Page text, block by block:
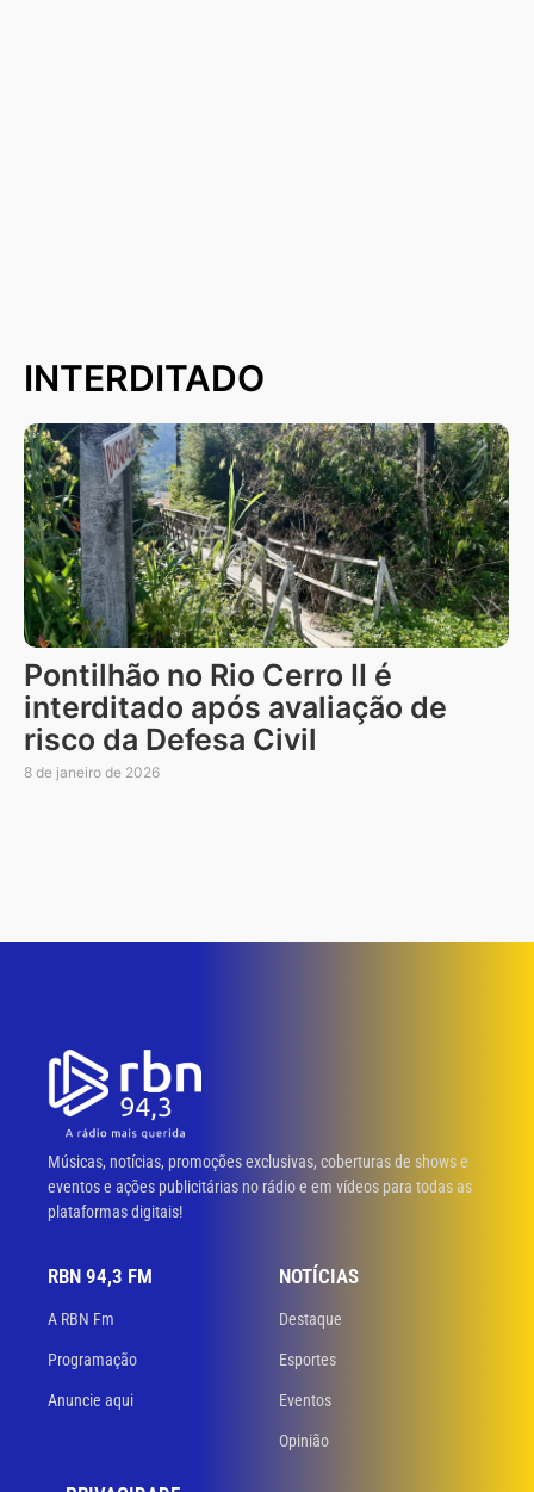
INTERDITADO
Pontilhão no Rio Cerro II é
interditado após avaliação de
risco da Defesa Civil
8 de janeiro de 2026
Músicas, notícias, promoções exclusivas, coberturas de shows e
eventos e ações publicitárias no rádio e em vídeos para todas as
plataformas digitais!
RBN 94,3 FM
A RBN Fm
Programação
Anuncie aqui
NOTÍCIAS
Destaque
Esportes
Eventos
Opinião